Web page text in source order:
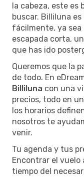
la cabeza, este es
buscar. Billiluna
fácilmente, ya
escapada corta,
que has ido
Queremos que la
de todo. En
Billiluna con una
precios, todo en
los horarios
nosotros te
venir.
Tu agenda y tus
Encontrar el vuelo
tiempo del